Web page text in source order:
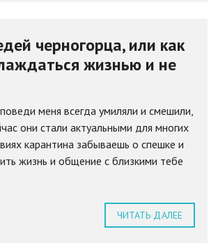
черногорца, или как
жизнью и не
меня всегда умиляли и смешили,
они стали актуальными для многих
карантина забываешь о спешке и
жизнь и общение с близкими тебе
ЧИТАТЬ ДАЛЕЕ